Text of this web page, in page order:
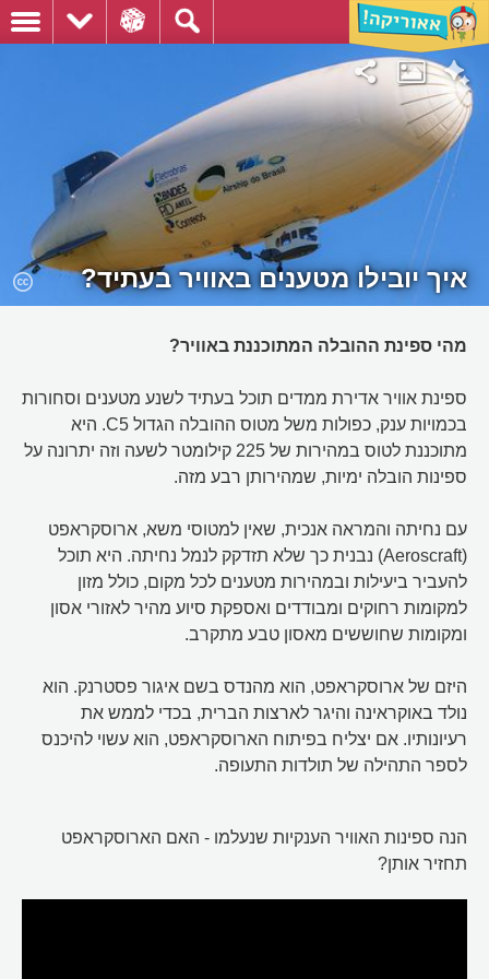
איך יובילו מטענים באוויר בעתיד?
מהי ספינת ההובלה המתוכננת באוויר?
ספינת אוויר אדירת ממדים תוכל בעתיד לשנע מטענים וסחורות
בכמויות ענק, כפולות משל מטוס ההובלה הגדול C5. היא
מתוכננת לטוס במהירות של 225 קילומטר לשעה וזה יתרונה על
ספינות הובלה ימיות, שמהירותן רבע מזה.
עם נחיתה והמראה אנכית, שאין למטוסי משא, ארוסקראפט
(Aeroscraft) נבנית כך שלא תזדקק לנמל נחיתה. היא תוכל
להעביר ביעילות ובמהירות מטענים לכל מקום, כולל מזון
למקומות רחוקים ומבודדים ואספקת סיוע מהיר לאזורי אסון
ומקומות שחוששים מאסון טבע מתקרב.
היזם של ארוסקראפט, הוא מהנדס בשם איגור פסטרנק. הוא
נולד באוקראינה והיגר לארצות הברית, בכדי לממש את
רעיונותיו. אם יצליח בפיתוח הארוסקראפט, הוא עשוי להיכנס
לספר התהילה של תולדות התעופה.
הנה ספינות האוויר הענקיות שנעלמו - האם הארוסקראפט
תחזיר אותן?